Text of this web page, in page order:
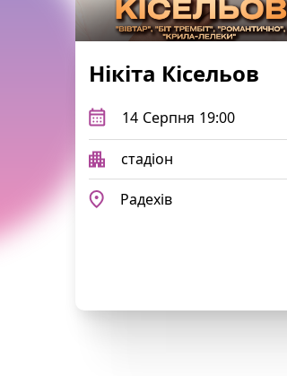
Нікіта Кісельов
14 Серпня 19:00
стадіон
Радехів